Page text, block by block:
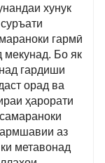
хунук
гармӣ
мекунад. Бо як
гардиши
орад ва
ҳарорати
аз
метавонад